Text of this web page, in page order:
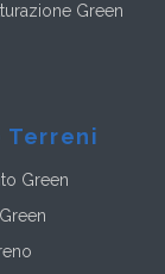
Green
Terreni
Green